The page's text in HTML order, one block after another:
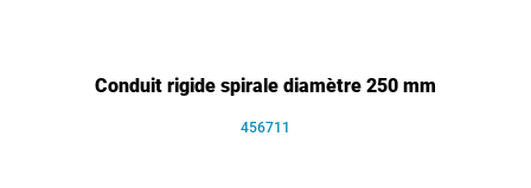
Conduit rigide spirale diamètre 250 mm
456711